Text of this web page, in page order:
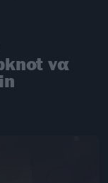
να